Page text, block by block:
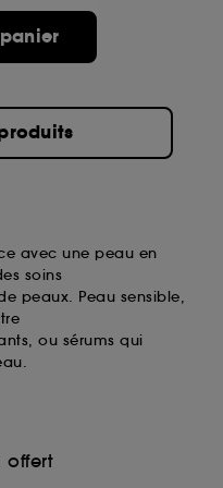
avec une peau en
soins
peaux. Peau sensible,
ou sérums qui
offert
concernant le dépôt
"personnaliser mes
"tout accepter".
de
votre activité en ligne
les cookies, cliques
pouvez à tout
consentement. Si vous
sur les cookies